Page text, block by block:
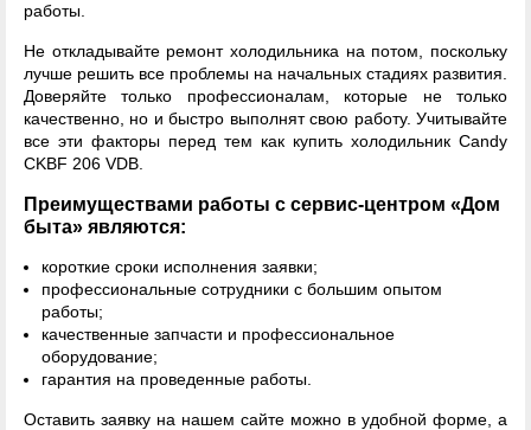
работы.
Не откладывайте ремонт холодильника на потом, поскольку
лучше решить все проблемы на начальных стадиях развития.
Доверяйте только профессионалам, которые не только
качественно, но и быстро выполнят свою работу. Учитывайте
все эти факторы перед тем как купить холодильник Candy
CKBF 206 VDB.
Преимуществами работы с сервис-центром «Дом
быта» являются:
короткие сроки исполнения заявки;
профессиональные сотрудники с большим опытом
работы;
качественные запчасти и профессиональное
оборудование;
гарантия на проведенные работы.
Оставить заявку на нашем сайте можно в удобной форме, а